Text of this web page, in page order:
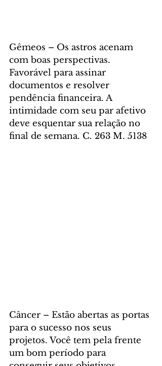
Gêmeos – Os astros acenam
com boas perspectivas.
Favorável para assinar
documentos e resolver
pendência financeira. A
intimidade com seu par afetivo
deve esquentar sua relação no
final de semana. C. 263 M. 5138
Câncer – Estão abertas as portas
para o sucesso nos seus
projetos. Você tem pela frente
um bom período para